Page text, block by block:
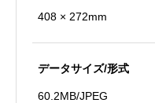
408 × 272mm
データサイズ/形式
60.2MB/JPEG